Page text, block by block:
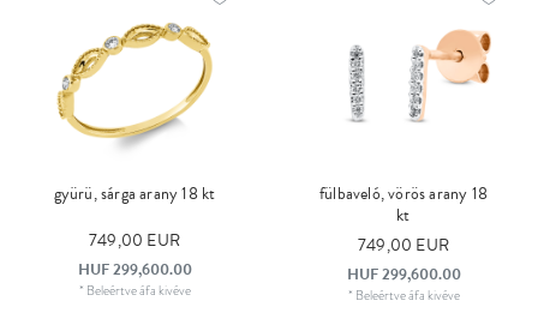
gyürü, sárga arany 18 kt
749,00 EUR
HUF 299,600.00
* Beleértve áfa kivéve
fülbaveló, vörös arany 18
kt
749,00 EUR
HUF 299,600.00
* Beleértve áfa kivéve